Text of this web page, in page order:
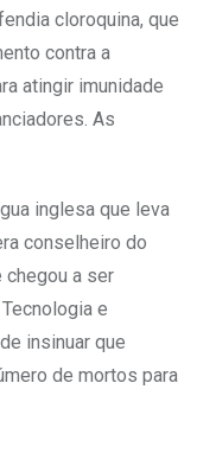
cloroquina, que
contra a
atingir imunidade
As
inglesa que leva
conselheiro do
chegou a ser
e
insinuar que
de mortos para